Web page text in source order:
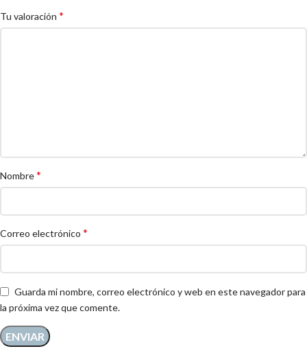
Tu valoración *
Nombre*
Correo electrónico *
Guarda mi nombre, correo electrónico y web en este navegador para
la próxima vez que comente.